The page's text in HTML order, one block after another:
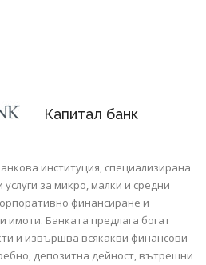
Капитал банк
институция, специализирана
за микро, малки и средни
финансиране и
Банката предлага богат
и извършва всякакви финансови
депозитна дейност, вътрешни